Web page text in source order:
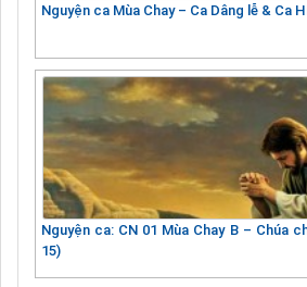
Nguyện ca Mùa Chay – Ca Dâng lễ & Ca
Nguyện ca: CN 01 Mùa Chay B – Chúa
15)